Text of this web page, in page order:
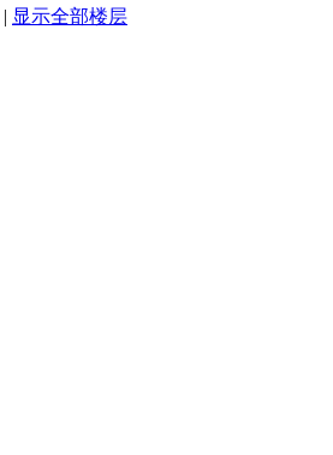
| 显示全部楼层